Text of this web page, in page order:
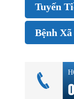
Tuyến
Bệnh